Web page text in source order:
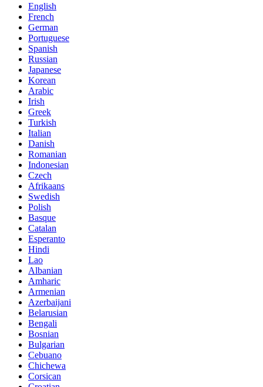
English
French
German
Portuguese
Spanish
Russian
Japanese
Korean
Arabic
Irish
Greek
Turkish
Italian
Danish
Romanian
Indonesian
Czech
Afrikaans
Swedish
Polish
Basque
Catalan
Esperanto
Hindi
Lao
Albanian
Amharic
Armenian
Azerbaijani
Belarusian
Bengali
Bosnian
Bulgarian
Cebuano
Chichewa
Corsican